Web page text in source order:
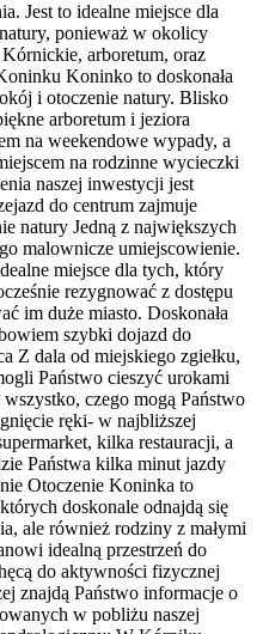
Jest to idealne miejsce dla
ponieważ w okolicy
arboretum, oraz
Koninko to doskonała
i otoczenie natury. Blisko
arboretum i jeziora
na weekendowe wypady, a
na rodzinne wycieczki
naszej inwestycji jest
do centrum zajmuje
natury Jedną z największych
malownicze umiejscowienie.
miejsce dla tych, który
rezygnować z dostępu
im duże miasto. Doskonała
szybki dojazd do
Z dala od miejskiego zgiełku,
Państwo cieszyć urokami
czego mogą Państwo
ręki- w najbliższej
kilka restauracji, a
Państwa kilka minut jazdy
Otoczenie Koninka to
doskonale odnajdą się
ale również rodziny z małymi
idealną przestrzeń do
do aktywności fizycznej
znajdą Państwo informacje o
w pobliżu naszej